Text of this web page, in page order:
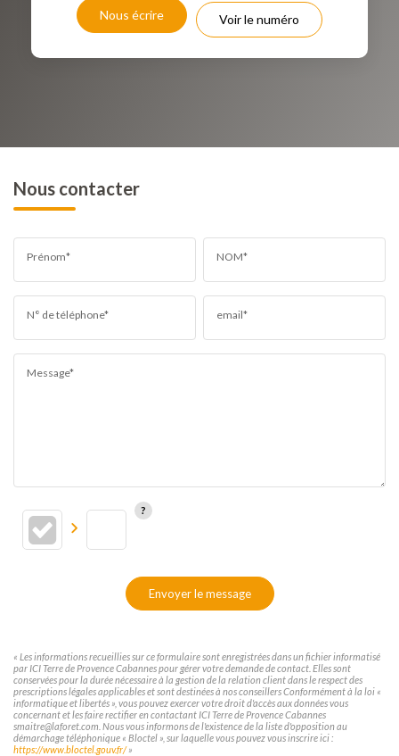
RÉSULTATS DES LYCÉES ECOLES ET CRÈCHES
RESTAURANTS ET CAFÉS
Nous écrire Voir le numéro
Nous contacter
Prénom* NOM*
N° de téléphone* email*
Message*
Envoyer le message
« Les informations recueillies sur ce formulaire sont enregistrées dans un fichier informatisé
par ICI Terre de Provence Cabannes pour gérer votre demande de contact. Elles sont
conservées pour la durée nécessaire à la gestion de la relation client dans le respect des
prescriptions légales applicables et sont destinées à nos conseillers Conformément à la loi «
informatique et libertés », vous pouvez exercer votre droit d'accès aux données vous
concernant et les faire rectifier en contactant ICI Terre de Provence Cabannes
smaitre@laforet.com. Nous vous informons de l'existence de la liste d'opposition au
démarchage téléphonique « Bloctel », sur laquelle vous pouvez vous inscrire ici :
https://www.bloctel.gouv.fr/»